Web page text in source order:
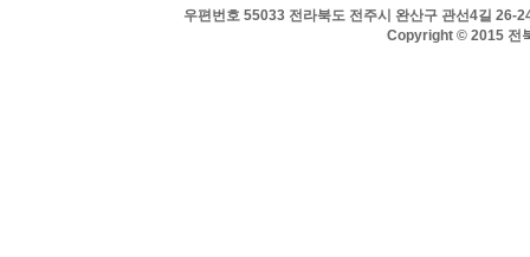
우편번호 55033 전라북도 전주시 완산구 관선4길
Copyright © 2015 전